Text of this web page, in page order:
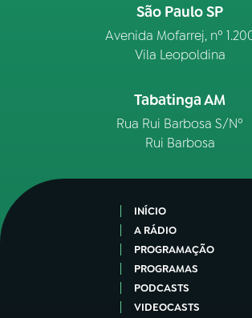
São Paulo SP
Avenida Mofarrej, nº
Vila Leopoldina
Tabatinga AM
Rua Rui Barbosa S/Nº
Rui Barbosa
INÍCIO
A RÁDIO
PROGRAMAÇÃO
PROGRAMAS
PODCASTS
VIDEOCASTS